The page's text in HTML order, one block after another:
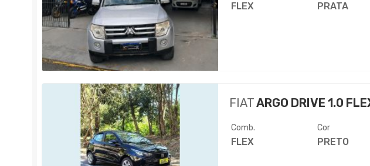
FLEX PRATA
FIATARGO DRIVE 1.0
Comb.
FLEX
Cor
PRETO